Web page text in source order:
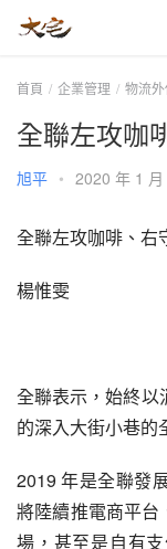
首頁 企業管理 物流
全聯左攻咖
旭平 • 2020 年 1
全聯左攻咖啡、右
楊惟雯
全聯表示，始終以
的深入大街小巷的
2019 年是全聯發
將陸續推電商平
場，甚至是自有